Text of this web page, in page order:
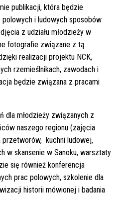
publikacji, która będzie
polowych i ludowych sposobów
z udziału młodzieży w
fotografie związane z tą
realizacji projektu NCK,
rzemieślnikach, zawodach i
będzie związana z pracami
dla młodzieży związanych z
naszego regionu (zajęcia
przetworów, kuchni ludowej,
w skansenie w Sanoku, warsztaty
się również konferencja
prac polowych, szkolenie dla
historii mówionej i badania